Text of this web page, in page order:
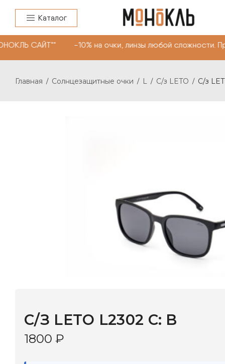
Каталог
САЙТ"" -10% на очки, линзы любой
Главная / Солнцезащитные очки / L / C/з LETO / C/з
В наличии
3–5 дней | Промокод МОНОКЛЬ САЙТ — скидка 10%